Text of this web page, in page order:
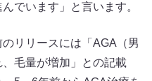
でいます」と言います。
リリースには「AGA（男
毛量が増加」との記載